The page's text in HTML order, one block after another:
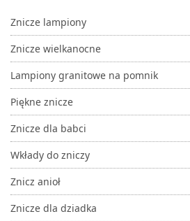
Znicze lampiony
Znicze wielkanocne
Lampiony granitowe na pomnik
Piękne znicze
Znicze dla babci
Wkłady do zniczy
Znicz anioł
Znicze dla dziadka